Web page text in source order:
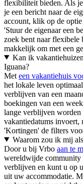
flexibiliteit bieden. Als
je een bericht naar de
account, klik op de
'Stuur de eigenaar een
zoek bent naar flexibele
makkelijk om met een
Kan ik
Iguana?
Met een vakantiehuis
het lokale leven
verblijven van een
boekingen van een
lange verblijven worden
vakantiedatums invoert,
'Kortingen' de filters
Waarom zou ik mij
Door u bij Vrbo aan te
wereldwijde community
verblijven en kunt u op
uit uw accommodatie.